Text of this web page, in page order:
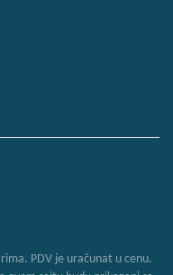
PDV je uračunat u cenu.